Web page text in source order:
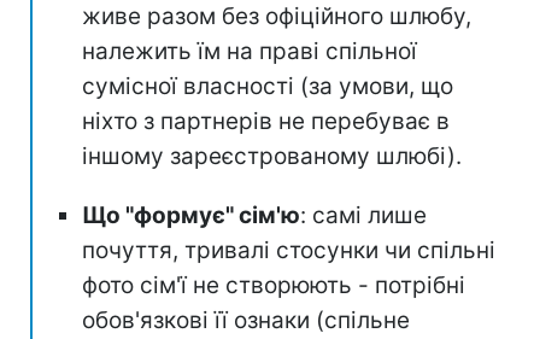
живе разом без офіційного шлюбу,
належить їм на праві спільної
сумісної власності (за умови, що
ніхто з партнерів не перебуває в
іншому зареєстрованому шлюбі).
Що "формує" сім'ю: самі лише
почуття, тривалі стосунки чи спільні
фото сім'ї не створюють - потрібні
обов'язкові її ознаки (спільне